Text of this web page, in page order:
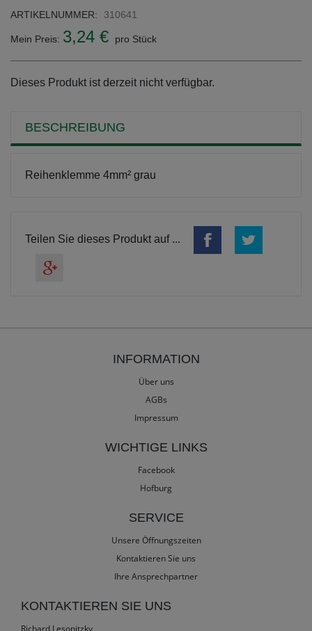
ARTIKELNUMMER: 310641
Mein Preis: 3,24 € pro Stück
Dieses Produkt ist derzeit nicht verfügbar.
BESCHREIBUNG
Reihenklemme 4mm² grau
Teilen Sie dieses Produkt auf ...
INFORMATION
Über uns
AGBs
Impressum
WICHTIGE LINKS
Facebook
Hofburg
SERVICE
Unsere Öffnungszeiten
Kontaktieren Sie uns
Ihre Ansprechpartner
KONTAKTIEREN SIE UNS
Richard Lesonitzky